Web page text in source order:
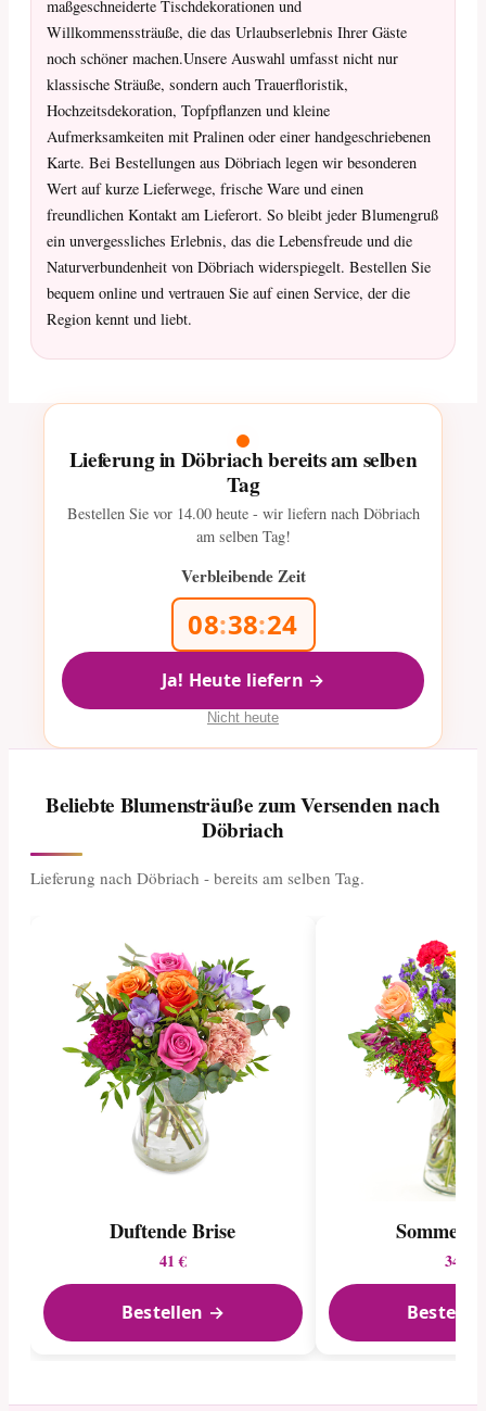
maßgeschneiderte Tischdekorationen und
Willkommenssträuße, die das Urlaubserlebnis Ihrer Gäste
noch schöner machen.Unsere Auswahl umfasst nicht nur
klassische Sträuße, sondern auch Trauerfloristik,
Hochzeitsdekoration, Topfpflanzen und kleine
Aufmerksamkeiten mit Pralinen oder einer handgeschriebenen
Karte. Bei Bestellungen aus Döbriach legen wir besonderen
Wert auf kurze Lieferwege, frische Ware und einen
freundlichen Kontakt am Lieferort. So bleibt jeder Blumengruß
ein unvergessliches Erlebnis, das die Lebensfreude und die
Naturverbundenheit von Döbriach widerspiegelt. Bestellen Sie
bequem online und vertrauen Sie auf einen Service, der die
Region kennt und liebt.
Lieferung in Döbriach bereits am selben
Tag
Bestellen Sie vor 14.00heute - wir liefern nach Döbriach
am selben Tag!
Verbleibende Zeit
08:38:23
Ja! Heute liefern →
Nicht heute
Beliebte Blumensträuße zum Versenden nach
Döbriach
Lieferung nach Döbriach - bereits am selben Tag.
Duftende Brise
41 €
Bestellen →
34 €